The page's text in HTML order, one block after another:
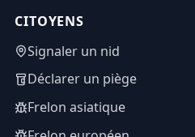
CITOYENS
Signaler un nid
Déclarer un piège
Frelon asiatique